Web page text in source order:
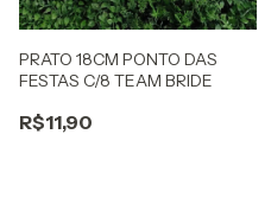
PRATO 18CM PONTO DAS
FESTAS C/8 TEAM BRIDE
R$11,90